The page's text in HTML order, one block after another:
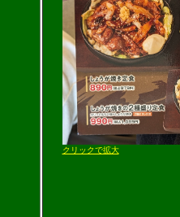
クリックで拡大